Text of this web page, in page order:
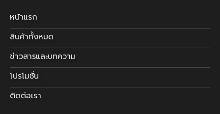
หน้าแรก
สินค้าทั้งหมด
ข่าวสารและบทความ
โปรโมชั่น
ติดต่อเรา